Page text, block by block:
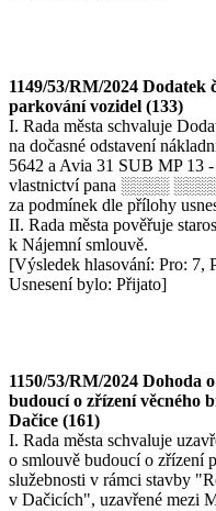
1149/53/RM/2024 Dodatek
parkování vozidel (133)
I. Rada města schvaluje
na dočasné odstavení
5642 a Avia 31 SUB MP 13
vlastnictví pana ░░░░
za podmínek dle přílohy
II. Rada města pověřuje
k Nájemní smlouvě.
[Výsledek hlasování: Pro: 7,
Usnesení bylo: Přijato]
1150/53/RM/2024 Dohoda
budoucí o zřízení věcného
Dačice (161)
I. Rada města schvaluje
o smlouvě budoucí o zřízení
služebnosti v rámci stavby
v Dačicích", uzavřené mezi